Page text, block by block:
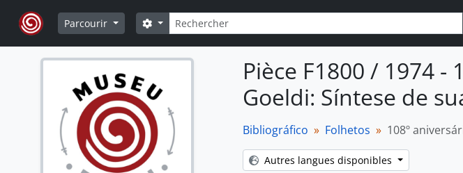
Skip to main content
Parcourir
Rechercher
Search options
Pièce F1800 / 1974
Goeldi: Síntese de
Bibliográfico Folhetos 108º
Autres langues disponibles